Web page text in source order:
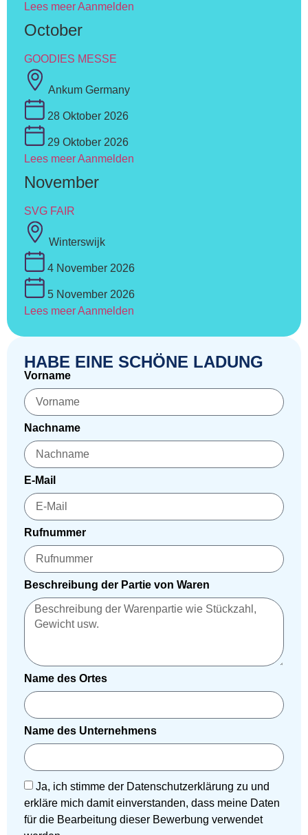
Lees meerAanmelden
October
GOODIES MESSE
Ankum Germany
28 Oktober 2026
29 Oktober 2026
Lees meerAanmelden
November
SVG FAIR
Winterswijk
4 November 2026
5 November 2026
Lees meerAanmelden
HABE EINE SCHÖNE LADUNG
Vorname
Nachname
E-Mail
Rufnummer
Beschreibung der Partie von Waren
Name des Ortes
Name des Unternehmens
Ja, ich stimme der Datenschutzerklärung zu und
erkläre mich damit einverstanden, dass meine Daten
für die Bearbeitung dieser Bewerbung verwendet